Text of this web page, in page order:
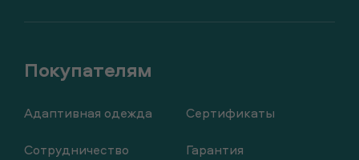
Адаптивная одежда
Сотрудничество
Сертификаты
Гарантия